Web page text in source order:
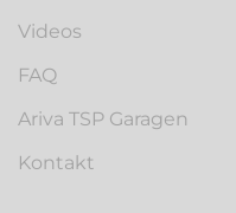
Videos
FAQ
Ariva TSP Garagen
Kontakt